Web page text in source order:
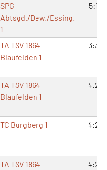
SPG
Abtsgd./Dew./Essing.
1
5:1
TA TSV 1864
Blaufelden 1
3:3
TA TSV 1864
Blaufelden 1
4:2
TC Burgberg 1 4:2
TA TSV 1864
4:2